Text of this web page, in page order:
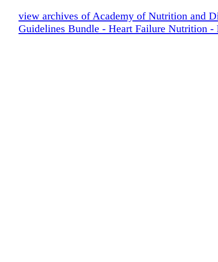
view archives of Academy of Nutrition and
Guidelines Bundle - Heart Failure Nutrition -